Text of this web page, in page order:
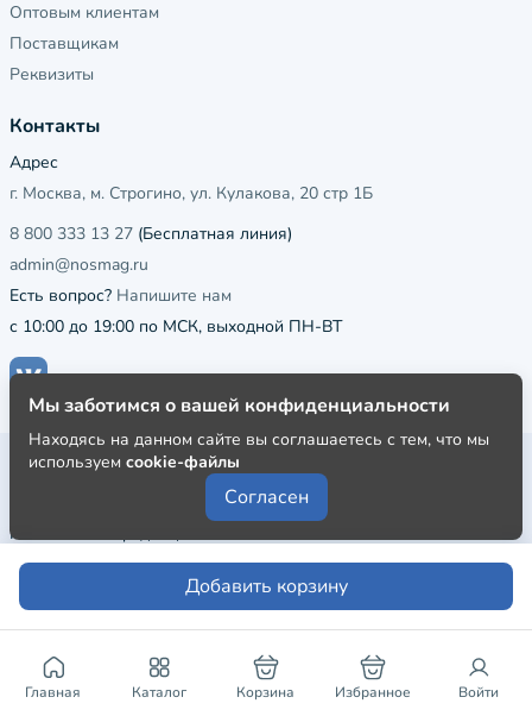
Добавить корзину
Главная Каталог Корзина Избранное Войти
Оптовым клиентам
Поставщикам
Реквизиты
Контакты
Адрес
г. Москва, м. Строгино, ул. Кулакова, 20 стр 1Б
8 800 333 13 27 (Бесплатная линия)
admin@nosmag.ru
Есть вопрос? Напишите нам
с 10:00 до 19:00 по МСК, выходной ПН-ВТ
Публичная оферта
Пользовательское соглашение
Политика конфиденциальности
Мы заботимся о вашей конфиденциальности
Находясь на данном сайте вы соглашаетесь с тем, что мы
используем cookie-файлы
Согласен